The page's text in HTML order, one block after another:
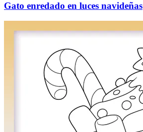
Gato enredado en luces navideñas